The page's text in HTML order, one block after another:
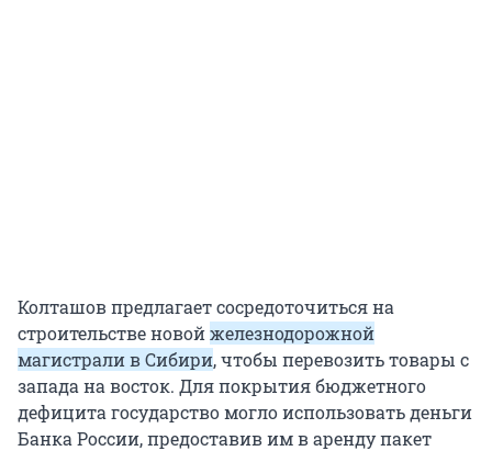
Колташов предлагает сосредоточиться на
строительстве новойжелезнодорожной
магистрали в Сибири, чтобы перевозить товары с
запада на восток. Для покрытия бюджетного
дефицита государство могло использовать деньги
Банка России, предоставив им в аренду пакет